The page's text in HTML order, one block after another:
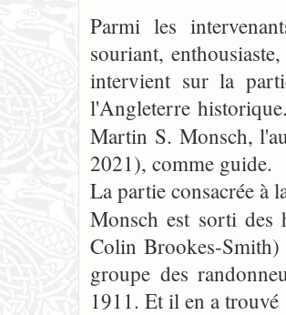
Parmi les
souriant,
intervient sur la
l'Angleterre
Martin S. Monsch,
2021), comme guide.
La partie consacrée à
Monsch est sorti des
Colin Brookes-Smith)
groupe des
1911. Et il en a